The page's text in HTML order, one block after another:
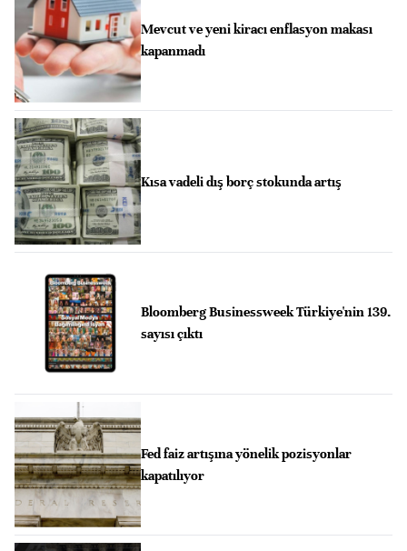
Mevcut ve yeni kiracı enflasyon makası
kapanmadı
Kısa vadeli dış borç stokunda artış
Bloomberg Businessweek Türkiye'nin 139.
sayısı çıktı
Fed faiz artışına yönelik pozisyonlar
kapatılıyor